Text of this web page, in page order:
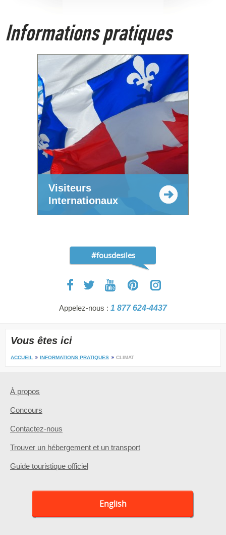
Informations pratiques
Visiteurs
Internationaux
#fousdesiles
Appelez-nous : 1 877 624-4437
Vous êtes ici
ACCUEIL INFORMATIONS PRATIQUES CLIMAT
À propos
Concours
Contactez-nous
Trouver un hébergement et un transport
Guide touristique officiel
English